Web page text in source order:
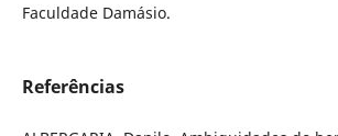
Faculdade Damásio.
Referências